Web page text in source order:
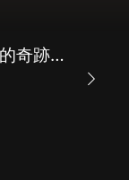
多播｜千歲之約：時光的奇跡｜篡位權謀｜重生｜復仇虐渣｜強制換命｜雙生｜BE虐戀